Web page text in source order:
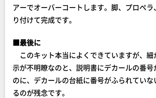
アーでオーバーコートします。脚、プロペ
り付けて完成です。
■最後に
このキット本当によくできていますが、細
示が不明瞭なのと、説明書にデカールの番号
のに、デカールの台紙に番号がふられてい
るのが残念です。